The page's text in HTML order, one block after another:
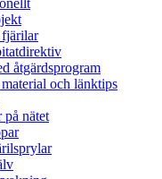
åtgärdsprogram
och länktips
på nätet